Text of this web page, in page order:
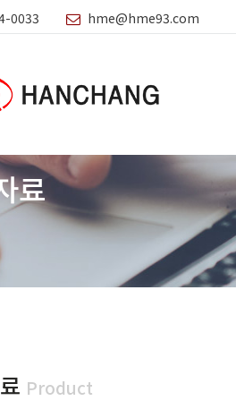
0033 hme@hme93.com
료
Product